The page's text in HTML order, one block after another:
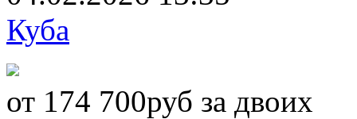
Куба
от 174 700руб за двоих